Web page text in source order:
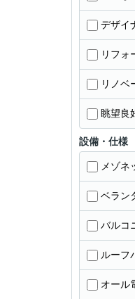
デザイ
リフォ
リノベ
眺望良
設備・仕様
メゾネ
ベラン
バルコ
ルーフ
オール